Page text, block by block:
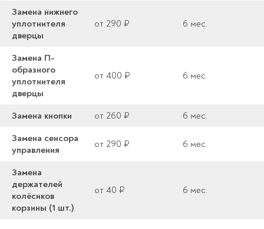
Замена нижнего
уплотнителя
дверцы
от 290 ₽ 6 мес.
Замена П-
образного
уплотнителя
дверцы
от 400 ₽ 6 мес.
Замена кнопки от 260 ₽
6 мес.
Замена сенсора
управления
от 290 ₽ 6 мес.
Замена
держателей
колёсиков
корзины (1 шт.)
от 40 ₽ 6 мес.